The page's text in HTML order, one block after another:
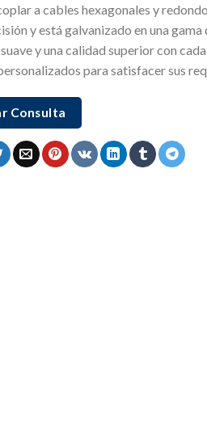
a cables hexagonales y
y está galvanizado en una
y una calidad superior con
para satisfacer sus
Consulta